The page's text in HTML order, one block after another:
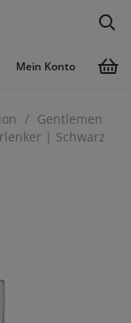
Mein Konto
/ Gentlemen
| Schwarz